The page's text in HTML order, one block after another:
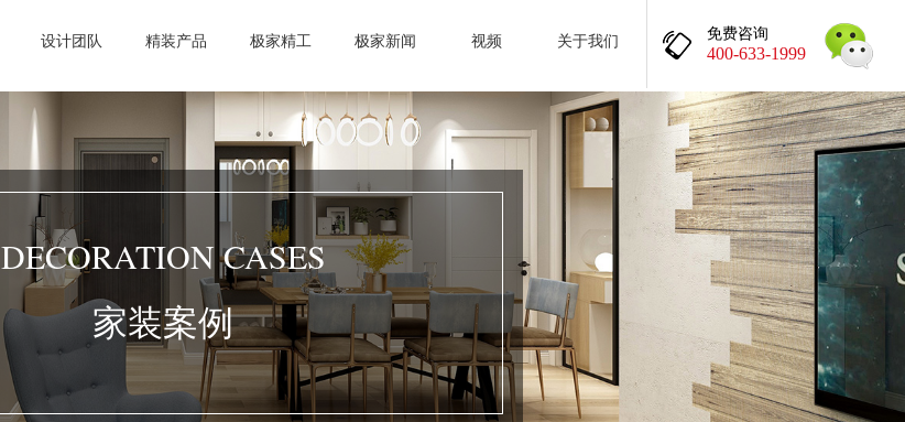
设计团队 精装产品 极家精工 极家新闻 视频 关于我们 免费咨询
400-633-1999
DECORATION CASES
家装案例